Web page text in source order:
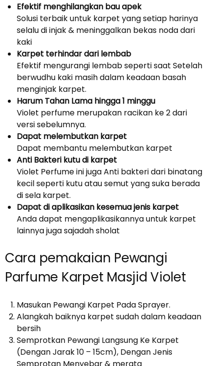
Efektif menghilangkan bau apek
Solusi terbaik untuk karpet yang setiap harinya
selalu di injak & meninggalkan bekas noda dari
kaki
Karpet terhindar dari lembab
Efektif mengurangi lembab seperti saat Setelah
berwudhu kaki masih dalam keadaan basah
menginjak karpet.
Harum Tahan Lama hingga 1 minggu
Violet perfume merupakan racikan ke 2 dari
versi sebelumnya.
Dapat melembutkan karpet
Dapat membantu melembutkan karpet
Anti Bakteri kutu di karpet
Violet Perfume ini juga Anti bakteri dari binatang
kecil seperti kutu atau semut yang suka berada
di sela karpet.
Dapat di aplikasikan kesemua jenis karpet
Anda dapat mengaplikasikannya untuk karpet
lainnya juga sajadah sholat
Cara pemakaian Pewangi
Parfume Karpet Masjid Violet
Masukan Pewangi Karpet Pada Sprayer.
Alangkah baiknya karpet sudah dalam keadaan
bersih
Semprotkan Pewangi Langsung Ke Karpet
(Dengan Jarak 10 – 15cm), Dengan Jenis
Semprotan Menyebar & merata